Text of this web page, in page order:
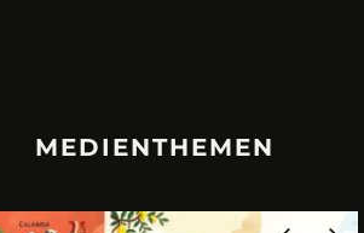
MEDIENTHEMEN